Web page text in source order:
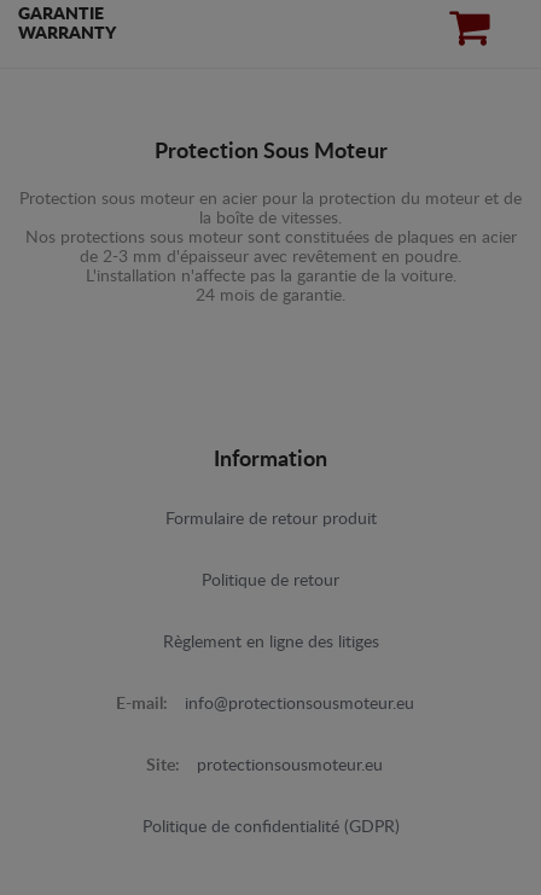
GARANTIE
WARRANTY
Protection Sous Moteur
Protection sous moteur en acier pour la protection du moteur et de
la boîte de vitesses.
Nos protections sous moteur sont constituées de plaques en acier
de 2-3 mm d'épaisseur avec revêtement en poudre.
L'installation n'affecte pas la garantie de la voiture.
24 mois de garantie.
Information
Formulaire de retour produit
Politique de retour
Règlement en ligne des litiges
E-mail: info@protectionsousmoteur.eu
Site: protectionsousmoteur.eu
Politique de confidentialité (GDPR)